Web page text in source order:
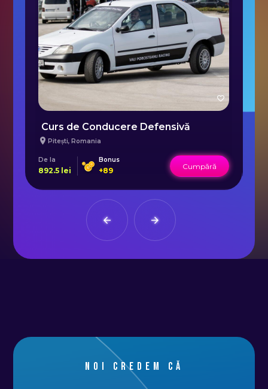
Curs de Conducere Defensivă
Pitești, Romania
De la
892.5 lei
Bonus
+89 Cumpără
Noi credem că